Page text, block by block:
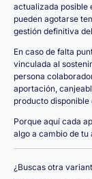
actualizada posible
pueden agotarse
gestión definitiva
En caso de falta
vinculada al
persona
aportación,
producto disponible
Porque aquí cada
algo a cambio de tu
¿Buscas otra